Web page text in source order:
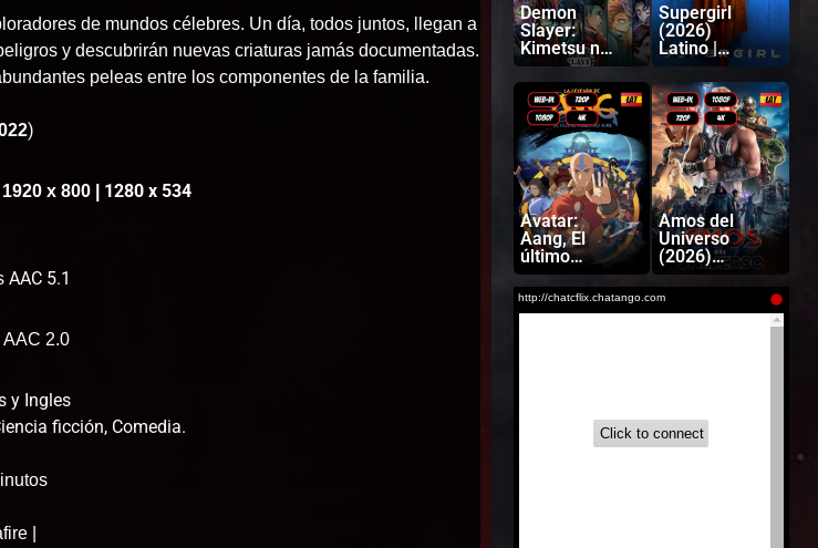
de mundos célebres. Un día, todos juntos, llegan a
y descubrirán nuevas criaturas jamás documentadas.
peleas entre los componentes de la familia.
)
x 800 | 1280 x 534
AAC 5.1
AAC 2.0
y Ingles
ficción, Comedia.
|
Demon
Slayer:
Kimetsu no
Yaiba
Castillo
infinito
(2025)
Latino |
Japonés
Supergirl
(2026)
Latino |
Avatar:
Aang, El
último
Maestro
Aire (2026)
Latino |
Amos del
Universo
(2026)
Latino |
Inglés